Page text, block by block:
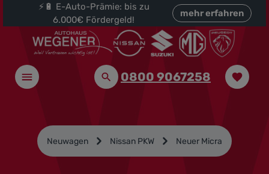
springen
⚡🔋 E-Auto-Prämie: bis zu
6.000€ Fördergeld!
mehr erfahren
0800 9067258
Neuwagen Nissan PKW Neuer Micra